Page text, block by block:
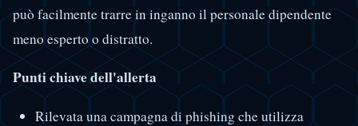
può facilmente trarre in inganno il personale dipendente
meno esperto o distratto.
Punti chiave dell'allerta
Rilevata una campagna di phishing che utilizza